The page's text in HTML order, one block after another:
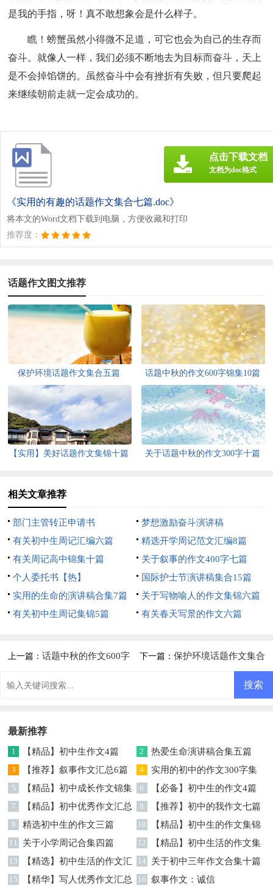
是我的手指，呀！真不敢想象会是什么样子。
瞧！螃蟹虽然小得微不足道，可它也会为自己的生存而
奋斗。就像人一样，我们必须不断地去为目标而奋斗，天上
是不会掉馅饼的。虽然奋斗中会有挫折有失败，但只要爬起
来继续朝前走就一定会成功的。
《实用的有趣的话题作文集合七篇.doc》
将本文的Word文档下载到电脑，方便收藏和打印
推荐度：
点击下载文档
文档为doc格式
话题作文图文推荐
保护环境话题作文集合五篇 话题中秋的作文600字锦集10篇
【实用】美好话题作文集锦十篇 关于话题中秋的作文300字十篇
相关文章推荐
部门主管转正申请书
梦想激励奋斗演讲稿
有关初中生周记汇编六篇
精选开学周记范文汇编8篇
有关周记高中锦集十篇
关于叙事的作文400字七篇
个人委托书【热】
国际护士节演讲稿集合15篇
实用的生命的演讲稿合集7篇
关于写物喻人的作文集锦六篇
有关初中生周记集锦5篇
有关春天写景的作文六篇
上一篇：话题中秋的作文600字 下一篇： 保护环境话题作文集合
最新推荐
1 【精品】初中生作文4篇 2 热爱生命演讲稿合集五篇
3 【推荐】叙事作文汇总6篇 4
实用的初中的作文300字集
锦五篇
5
【精品】初中成长作文锦集
七篇
6 【必备】初中生的作文4篇
7
【精品】初中优秀作文汇总
五篇
8 【推荐】初中的我作文七篇
9 精选初中生的作文三篇 10
【精品】初中生的作文集锦
6篇
11 关于小学周记合集四篇 12
【精品】初中生活的作文集
锦十篇
13
【精选】初中生活的作文汇
总十篇
14 关于初中三年作文合集十篇
15 【精华】写人优秀作文汇总 16 叙事作文：诚信